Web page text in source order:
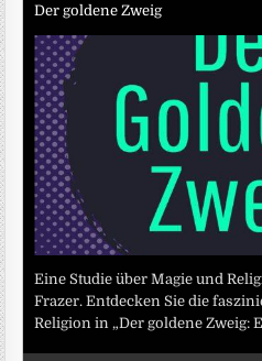
Der goldene Zweig
Eine Studie über Magie und
Frazer. Entdecken Sie die
Religion in „Der goldene Zweig: